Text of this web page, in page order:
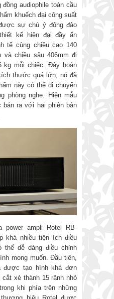
audiophile toàn cầu
khuếch đại công suất
sự chú ý đông đảo
kế hiện đại đầy ấn
tế cùng chiều cao 140
và chiều sâu 406mm đi
kg mỗi chiếc. Đây hoàn
thước quá lớn, nó đã
này có thể di chuyển
phòng nghe. Hiện mẫu
bán ra với hai phiên bản
power ampli Rotel RB-
khá nhiều tiện ích điều
thể dễ dàng điều chỉnh
mong muốn. Đầu tiên,
được tạo hình khá đơn
xẻ thành 15 rãnh nhỏ
khi phía trên những